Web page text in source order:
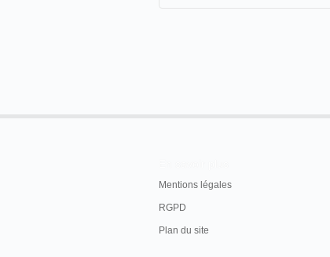
Mentions légales
RGPD
Plan du site